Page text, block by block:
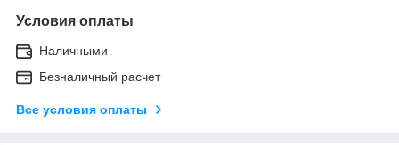
Условия оплаты
Наличными
Безналичный расчет
Все условия оплаты